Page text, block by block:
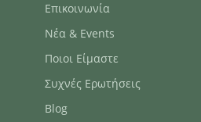
Επικοινωνία
Νέα & Events
Ποιοι Είμαστε
Συχνές Ερωτήσεις
Blog